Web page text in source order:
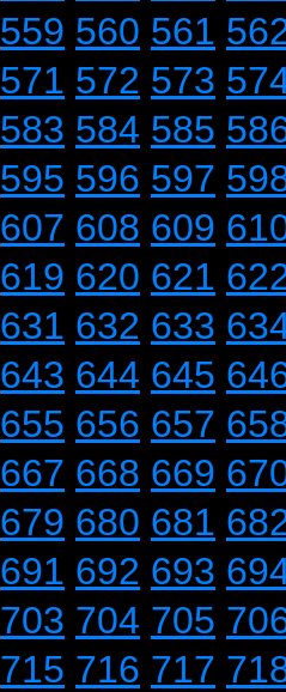
559 560 561
571 572 573
583 584 585
595 596 597
607 608 609
619 620 621
631 632 633
643 644 645
655 656 657
667 668 669
679 680 681
691 692 693
703 704 705
715 716 717